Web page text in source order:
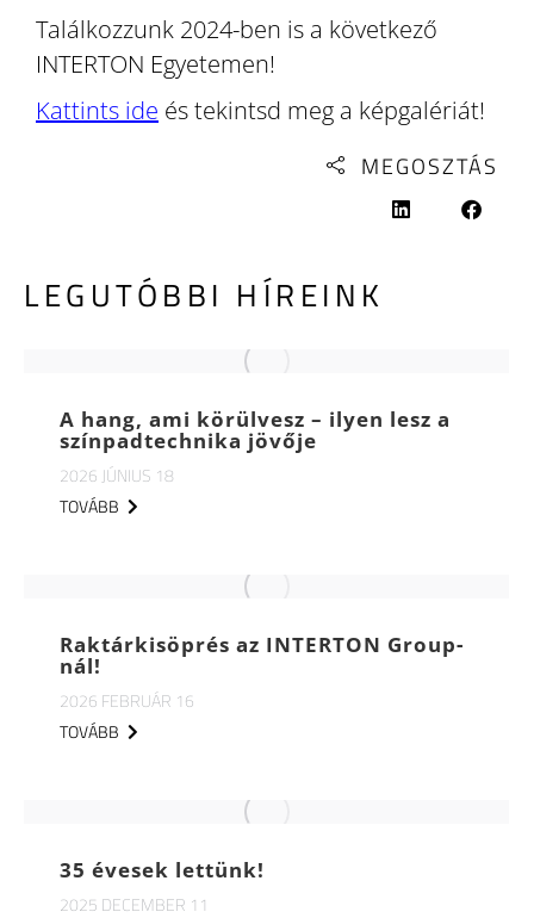
Találkozzunk 2024-ben is a következő
INTERTON Egyetemen!
Kattints ide és tekintsd meg a képgalériát!
MEGOSZTÁS
LEGUTÓBBI HÍREINK
A hang, ami körülvesz – ilyen lesz a
színpadtechnika jövője
2026 JÚNIUS 18
TOVÁBB
Raktárkisöprés az INTERTON Group-
nál!
2026 FEBRUÁR 16
TOVÁBB
35 évesek lettünk!
2025 DECEMBER 11